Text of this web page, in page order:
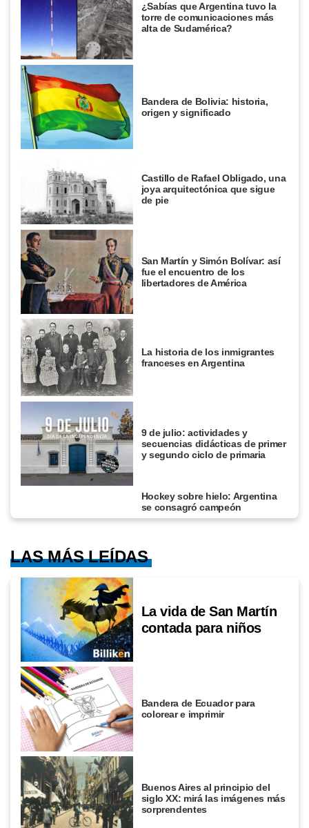
¿Sabías que Argentina tuvo la
torre de comunicaciones más
alta de Sudamérica?
Bandera de Bolivia: historia,
origen y significado
Castillo de Rafael Obligado, una
joya arquitectónica que sigue
de pie
San Martín y Simón Bolívar: así
fue el encuentro de los
libertadores de América
La historia de los inmigrantes
franceses en Argentina
9 de julio: actividades y
secuencias didácticas de primer
y segundo ciclo de primaria
Hockey sobre hielo: Argentina
se consagró campeón
LAS MÁS LEÍDAS
La vida de San Martín
contada para niños
Bandera de Ecuador para
colorear e imprimir
Buenos Aires al principio del
siglo XX: mirá las imágenes más
sorprendentes